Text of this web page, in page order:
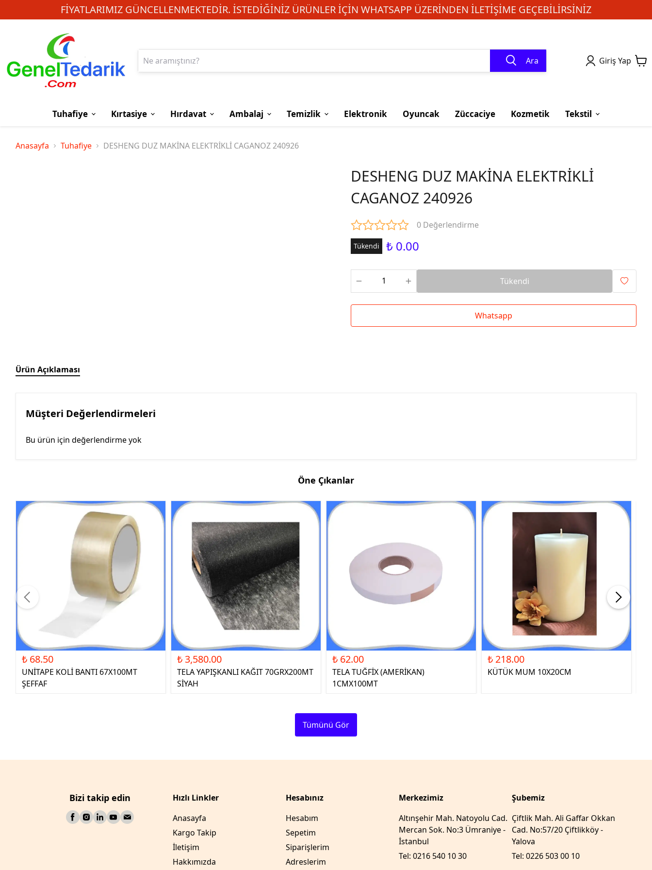
FIYATLARIMIZ GÜNCELLENMEKTEDIR. İSTEDIĞINIZ ÜRÜNLER IÇIN WHATSAPP ÜZERINDEN ILETIŞIME GEÇEBILIRSINIZ
Ara Giriş Yap
Tuhafiye Kırtasiye Hırdavat Ambalaj Temizlik Elektronik Oyuncak Züccaciye Kozmetik Tekstil
Anasayfa Tuhafiye DESHENG DUZ MAKİNA ELEKTRİKLİ CAGANOZ 240926
DESHENG DUZ MAKİNA ELEKTRİKLİ
CAGANOZ 240926
0 Değerlendirme
Tükendi ₺ 0.00
Tükendi
Whatsapp
Ürün Açıklaması
Müşteri Değerlendirmeleri
Bu ürün için değerlendirme yok
Öne Çıkanlar
₺ 68.50
UNİTAPE KOLİ BANTI 67X100MT
ŞEFFAF
₺ 3,580.00
TELA YAPIŞKANLI KAĞIT 70GRX200MT
SİYAH
₺ 62.00
TELA TUĞFİX (AMERİKAN)
1CMX100MT
₺ 218.00
KÜTÜK MUM 10X20CM
Tümünü Gör
Bizi takip edin
Hızlı Linkler
Anasayfa
Kargo Takip
İletişim
Hakkımızda
Hesabınız
Hesabım
Sepetim
Siparişlerim
Adreslerim
Merkezimiz
Altınşehir Mah. Natoyolu Cad.
Mercan Sok. No:3 Ümraniye -
İstanbul
Tel: 0216 540 10 30
Şubemiz
Çiftlik Mah. Ali Gaffar Okkan
Cad. No:57/20 Çiftlikköy -
Yalova
Tel: 0226 503 00 10